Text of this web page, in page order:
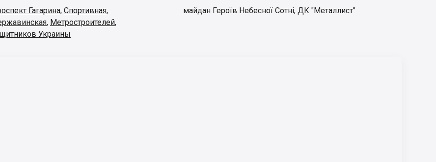
Гагарина, Спортивная,
, Метростроителей,
Украины
майдан Героїв Небесної Сотні, ДК "Металлист"